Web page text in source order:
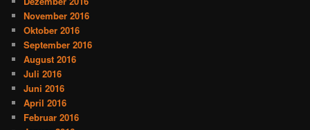
November 2016
Oktober 2016
September 2016
August 2016
Juli 2016
Juni 2016
April 2016
Februar 2016